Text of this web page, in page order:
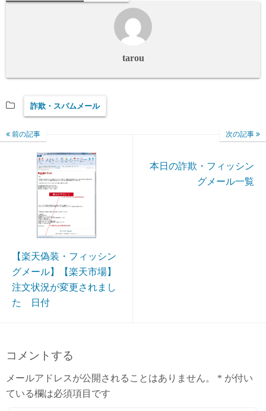
tarou
詐欺・スパムメール
前の記事
【楽天偽装・フィッシン
グメール】【楽天市場】
注文状況が変更されまし
た 日付
次の記事
本日の詐欺・フィッシン
グメール一覧
コメントする
メールアドレスが公開されることはありません。 * が付い
ている欄は必須項目です